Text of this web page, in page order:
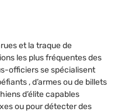
et la traque de
les plus fréquentes des
officiers se spécialisent
, d’armes ou de billets
d’élite capables
ou pour détecter des